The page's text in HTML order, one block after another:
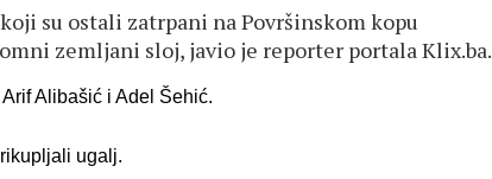
su ostali zatrpani na Površinskom kopu
zemljani sloj, javio je reporter portala Klix.ba.
Alibašić i Adel Šehić.
ugalj.